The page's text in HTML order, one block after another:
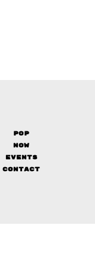
Pop
Now
Events
Contact